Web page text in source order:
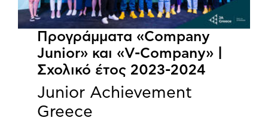
Προγράμματα «Company
Junior» και «V-Company» |
Σχολικό έτος 2023-2024
Junior Achievement
Greece